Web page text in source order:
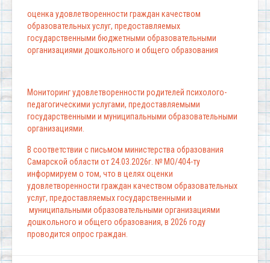
оценка удовлетворенности граждан качеством
образовательных услуг, предоставляемых
государственными бюджетными образовательными
организациями дошкольного и общего образования
Мониторинг удовлетворенности родителей психолого-
педагогическими услугами, предоставляемыми
государственными и муниципальными образовательными
организациями.
В соответствии с письмом министерства образования
Самарской области от 24.03.2026г. № МО/404-ту
информируем о том, что в целях оценки
удовлетворенности граждан качеством образовательных
услуг, предоставляемых государственными и
муниципальными образовательными организациями
дошкольного и общего образования, в 2026 году
проводится опрос граждан.